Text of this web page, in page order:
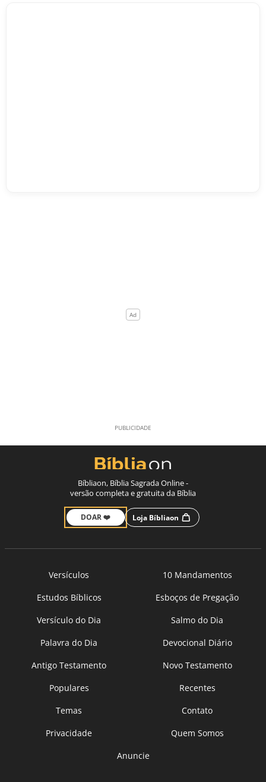
Bíbliaon, Bíblia Sagrada Online -
versão completa e gratuita da Bíblia
DOAR ❤️ Loja Bíbliaon
Versículos
10 Mandamentos
Estudos Bíblicos
Esboços de Pregação
Versículo do Dia
Salmo do Dia
Palavra do Dia
Devocional Diário
Antigo Testamento
Novo Testamento
Populares
Recentes
Temas
Contato
Privacidade
Quem Somos
Anuncie